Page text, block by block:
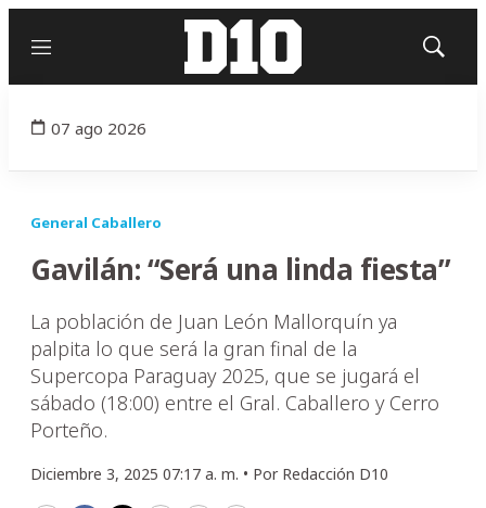
Menú
Mostrar
07 ago 2026
General Caballero
Gavilán: “Será una linda fiesta”
La población de Juan León Mallorquín ya
palpita lo que será la gran final de la
Supercopa Paraguay 2025, que se jugará el
sábado (18:00) entre el Gral. Caballero y Cerro
Porteño.
Diciembre 3, 2025 07:17 a. m. • Por Redacción D10